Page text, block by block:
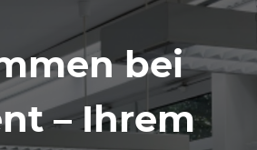
bei
– Ihrem